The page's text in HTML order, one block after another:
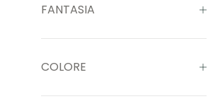
FANTASIA
COLORE